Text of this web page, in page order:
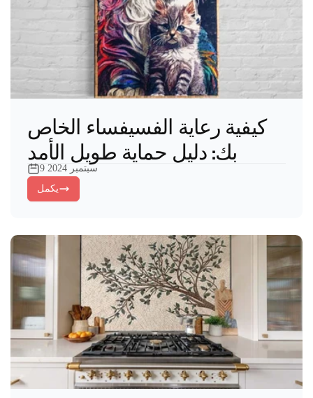
كيفية رعاية الفسيفساء الخاص
بك: دليل حماية طويل الأمد
9 سبتمبر 2024
يكمل